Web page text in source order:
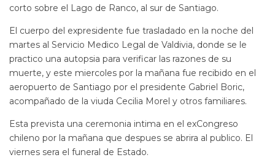
corto sobre el Lago de Ranco, al sur de Santiago.
El cuerpo del expresidente fue trasladado en la noche del
martes al Servicio Medico Legal de Valdivia, donde se le
practico una autopsia para verificar las razones de su
muerte, y este miercoles por la mañana fue recibido en el
aeropuerto de Santiago por el presidente Gabriel Boric,
acompañado de la viuda Cecilia Morel y otros familiares.
Esta prevista una ceremonia intima en el exCongreso
chileno por la mañana que despues se abrira al publico. El
viernes sera el funeral de Estado.